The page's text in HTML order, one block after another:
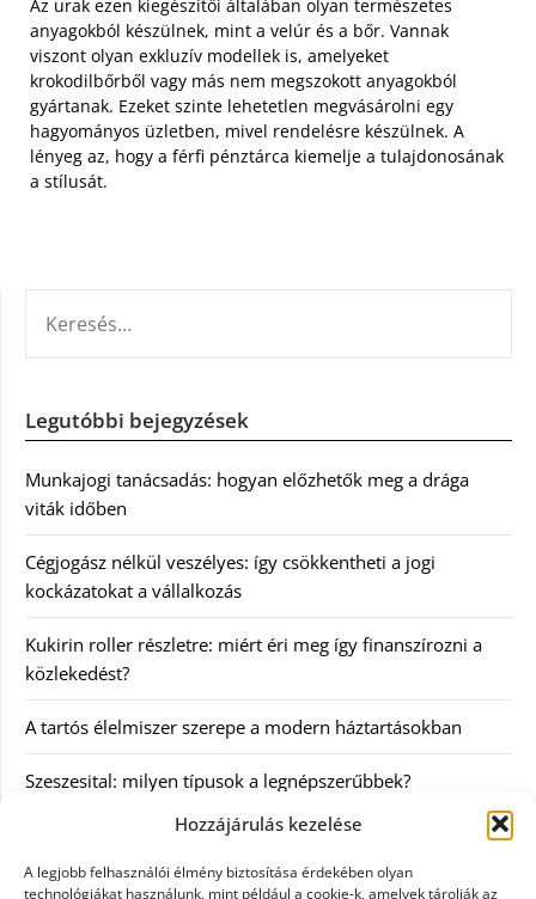
Hozzájárulás kezelése
A legjobb felhasználói élmény biztosítása érdekében olyan
technológiákat használunk, mint például a cookie-k, amelyek tárolják az
Az urak ezen kiegészítői általában olyan természetes
anyagokból készülnek, mint a velúr és a bőr. Vannak
viszont olyan exkluzív modellek is, amelyeket
krokodilbőrből vagy más nem megszokott anyagokból
gyártanak. Ezeket szinte lehetetlen megvásárolni egy
hagyományos üzletben, mivel rendelésre készülnek. A
lényeg az, hogy a férfi pénztárca kiemelje a tulajdonosának
a stílusát.
Legutóbbi bejegyzések
Munkajogi tanácsadás: hogyan előzhetők meg a drága
viták időben
Cégjogász nélkül veszélyes: így csökkentheti a jogi
kockázatokat a vállalkozás
Kukirin roller részletre: miért éri meg így finanszírozni a
közlekedést?
A tartós élelmiszer szerepe a modern háztartásokban
Szeszesital: milyen típusok a legnépszerűbbek?